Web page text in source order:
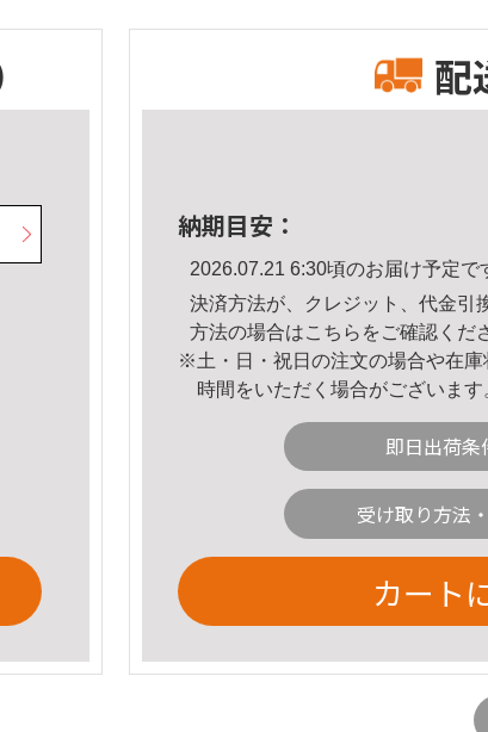
配
納期目安：
2026.07.21 6:30頃のお届け予定で
決済方法が、クレジット、代金引
方法の場合はこちら をご確認くだ
※土・日・祝日の注文の場合や在
時間をいただく場合がございます
即日出荷条
受け取り方法
カート